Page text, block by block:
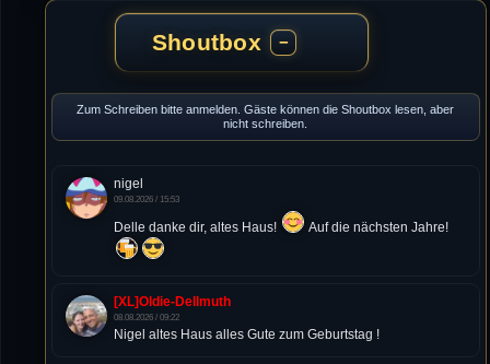
Shoutbox −
Zum Schreiben bitte anmelden. Gäste können die Shoutbox lesen, aber
nicht schreiben.
nigel
09.08.2026 / 15:53
Delle danke dir, altes Haus! Auf die nächsten Jahre!
[XL]Oldie-Dellmuth
08.08.2026 / 09:22
Nigel altes Haus alles Gute zum Geburtstag !